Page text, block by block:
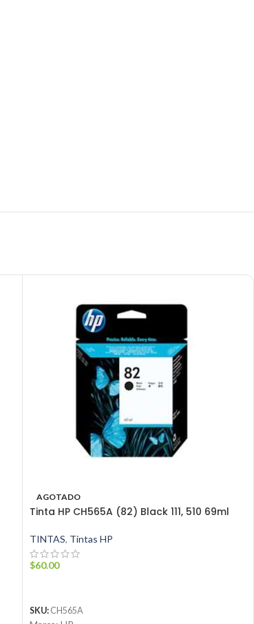
AGOTADO
Tinta HP CH565A (82) Black 111, 510 69ml
TINTAS, Tintas HP
$60.00
SKU: CH565A